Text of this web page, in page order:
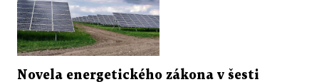
Novela energetického zákona v šesti